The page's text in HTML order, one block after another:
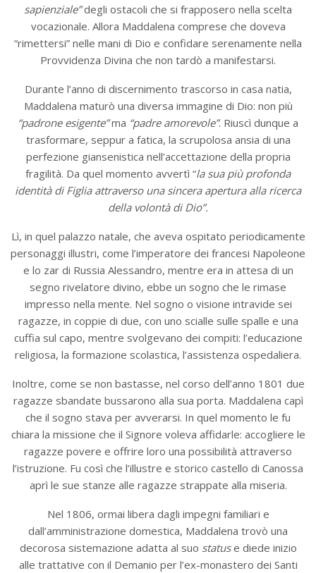
sapienziale”degli ostacoli che si frapposero nella scelta
vocazionale. Allora Maddalena comprese che doveva
“rimettersi” nelle mani di Dio e confidare serenamente nella
Provvidenza Divina che non tardò a manifestarsi.
Durante l’anno di discernimento trascorso in casa natia,
Maddalena maturò una diversa immagine di Dio: non più
“padrone esigente”ma “padre amorevole”. Riuscì dunque a
trasformare, seppur a fatica, la scrupolosa ansia di una
perfezione giansenistica nell’accettazione della propria
fragilità. Da quel momento avvertì “la sua più profonda
identità di Figlia attraverso una sincera apertura alla ricerca
della volontà di Dio”.
Lì, in quel palazzo natale, che aveva ospitato periodicamente
personaggi illustri, come l’imperatore dei francesi Napoleone
e lo zar di Russia Alessandro, mentre era in attesa di un
segno rivelatore divino, ebbe un sogno che le rimase
impresso nella mente. Nel sogno o visione intravide sei
ragazze, in coppie di due, con uno scialle sulle spalle e una
cuffia sul capo, mentre svolgevano dei compiti: l’educazione
religiosa, la formazione scolastica, l’assistenza ospedaliera.
Inoltre, come se non bastasse, nel corso dell’anno 1801 due
ragazze sbandate bussarono alla sua porta. Maddalena capì
che il sogno stava per avverarsi. In quel momento le fu
chiara la missione che il Signore voleva affidarle: accogliere le
ragazze povere e offrire loro una possibilità attraverso
l’istruzione. Fu così che l’illustre e storico castello di Canossa
aprì le sue stanze alle ragazze strappate alla miseria.
Nel 1806, ormai libera dagli impegni familiari e
dall’amministrazione domestica, Maddalena trovò una
decorosa sistemazione adatta al suo statuse diede inizio
alle trattative con il Demanio per l’ex-monastero dei Santi